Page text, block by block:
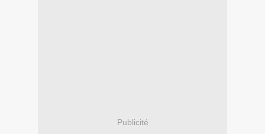
Publicité